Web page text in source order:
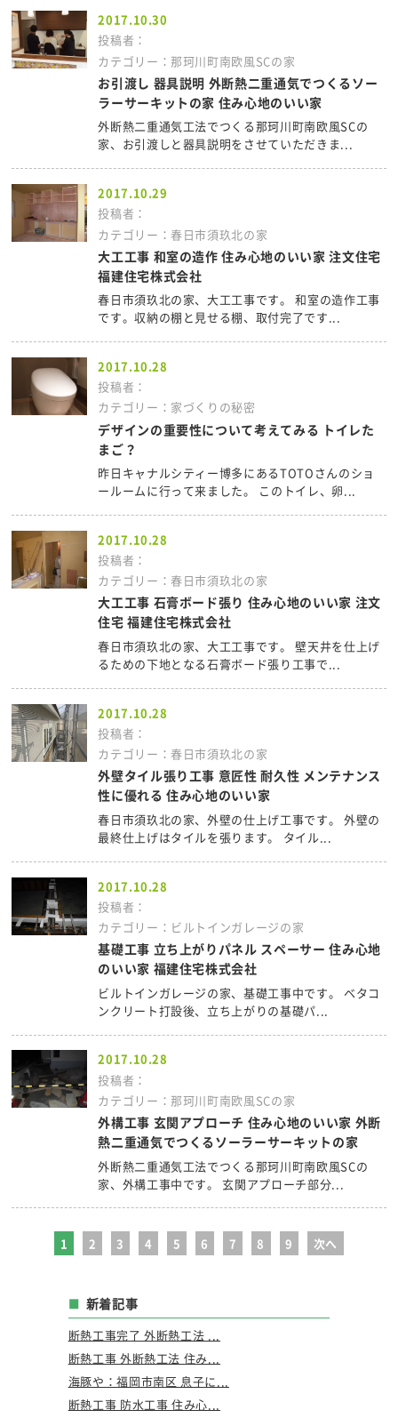
2017.10.30
投稿者：
カテゴリー：那珂川町南欧風SCの家
お引渡し 器具説明 外断熱二重通気でつくるソー
ラーサーキットの家 住み心地のいい家
外断熱二重通気工法でつくる那珂川町南欧風SCの
家、お引渡しと器具説明をさせていただきま...
2017.10.29
投稿者：
カテゴリー：春日市須玖北の家
大工工事 和室の造作 住み心地のいい家 注文住宅
福建住宅株式会社
春日市須玖北の家、大工工事です。 和室の造作工事
です。収納の棚と見せる棚、取付完了です...
2017.10.28
投稿者：
カテゴリー：家づくりの秘密
デザインの重要性について考えてみる トイレた
まご？
昨日キャナルシティー博多にあるTOTOさんのショ
ールームに行って来ました。 このトイレ、卵...
2017.10.28
投稿者：
カテゴリー：春日市須玖北の家
大工工事 石膏ボード張り 住み心地のいい家 注文
住宅 福建住宅株式会社
春日市須玖北の家、大工工事です。 壁天井を仕上げ
るための下地となる石膏ボード張り工事で...
2017.10.28
投稿者：
カテゴリー：春日市須玖北の家
外壁タイル張り工事 意匠性 耐久性 メンテナンス
性に優れる 住み心地のいい家
春日市須玖北の家、外壁の仕上げ工事です。 外壁の
最終仕上げはタイルを張ります。 タイル...
2017.10.28
投稿者：
カテゴリー：ビルトインガレージの家
基礎工事 立ち上がりパネル スペーサー 住み心地
のいい家 福建住宅株式会社
ビルトインガレージの家、基礎工事中です。 ベタコ
ンクリート打設後、立ち上がりの基礎パ...
2017.10.28
投稿者：
カテゴリー：那珂川町南欧風SCの家
外構工事 玄関アプローチ 住み心地のいい家 外断
熱二重通気でつくるソーラーサーキットの家
外断熱二重通気工法でつくる那珂川町南欧風SCの
家、外構工事中です。 玄関アプローチ部分...
1 2 3 4 5 6 7 8 9 次へ
新着記事
断熱工事完了 外断熱工法 ...
断熱工事 外断熱工法 住み...
海豚や：福岡市南区 息子に...
断熱工事 防水工事 住み心...